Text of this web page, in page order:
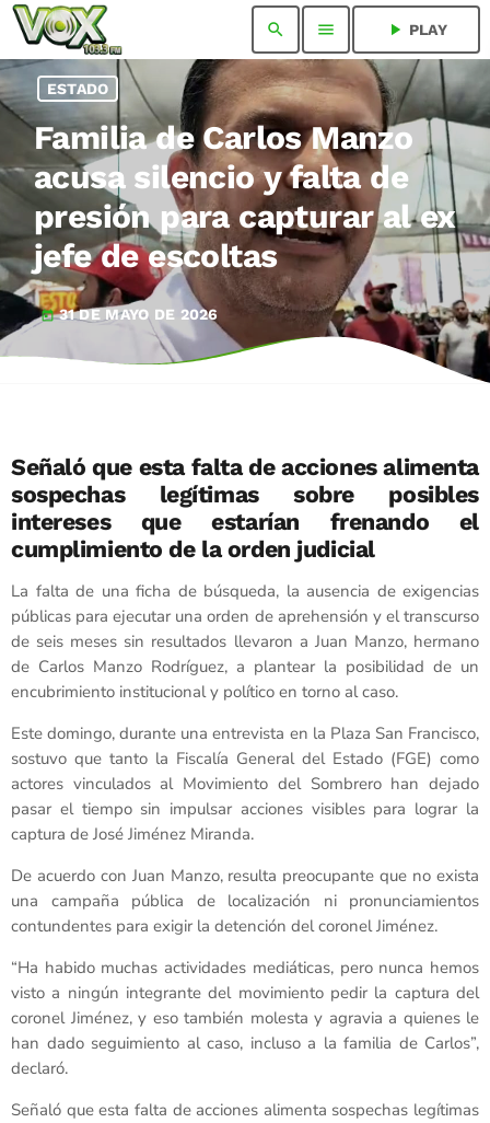
search menu play_arrow PLAY
ESTADO
Familia de Carlos Manzo
acusa silencio y falta de
presión para capturar al ex
jefe de escoltas
today 31 DE MAYO DE 2026
Señaló que esta falta de acciones alimenta
sospechas legítimas sobre posibles
intereses que estarían frenando el
cumplimiento de la orden judicial
La falta de una ficha de búsqueda, la ausencia de exigencias
públicas para ejecutar una orden de aprehensión y el transcurso
de seis meses sin resultados llevaron a Juan Manzo, hermano
de Carlos Manzo Rodríguez, a plantear la posibilidad de un
encubrimiento institucional y político en torno al caso.
Este domingo, durante una entrevista en la Plaza San Francisco,
sostuvo que tanto la Fiscalía General del Estado (FGE) como
actores vinculados al Movimiento del Sombrero han dejado
pasar el tiempo sin impulsar acciones visibles para lograr la
captura de José Jiménez Miranda.
De acuerdo con Juan Manzo, resulta preocupante que no exista
una campaña pública de localización ni pronunciamientos
contundentes para exigir la detención del coronel Jiménez.
“Ha habido muchas actividades mediáticas, pero nunca hemos
visto a ningún integrante del movimiento pedir la captura del
coronel Jiménez, y eso también molesta y agravia a quienes le
han dado seguimiento al caso, incluso a la familia de Carlos”,
declaró.
Señaló que esta falta de acciones alimenta sospechas legítimas